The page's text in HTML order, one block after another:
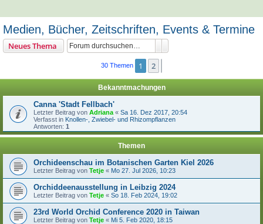
Medien, Bücher, Zeitschriften, Events & Termine
Neues Thema
30 Themen 1 2
Bekanntmachungen
Canna 'Stadt Fellbach'
Letzter Beitrag von Adriana « Sa 16. Dez 2017, 20:54
Verfasst in Knollen-, Zwiebel- und Rhizompflanzen
Antworten: 1
Themen
Orchideenschau im Botanischen Garten Kiel 2026
Letzter Beitrag von Tetje « Mo 27. Jul 2026, 10:23
Orchiddeenausstellung in Leibzig 2024
Letzter Beitrag von Tetje « So 18. Feb 2024, 19:02
23rd World Orchid Conference 2020 in Taiwan
Letzter Beitrag von Tetje « Mi 5. Feb 2020, 18:15